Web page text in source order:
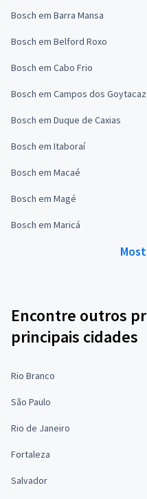
Bosch em Barra Mansa
Bosch em Belford Roxo
Bosch em Cabo Frio
Bosch em Campos dos
Bosch em Duque de Caxias
Bosch em Itaboraí
Bosch em Macaé
Bosch em Magé
Bosch em Maricá
Encontre outros
principais cidades
Rio Branco
São Paulo
Rio de Janeiro
Fortaleza
Salvador